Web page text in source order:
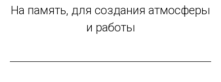
На память, для создания атмосферы
и работы